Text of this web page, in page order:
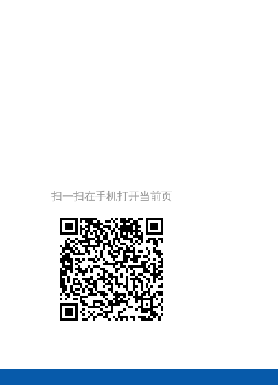
扫一扫在手机打开当前页